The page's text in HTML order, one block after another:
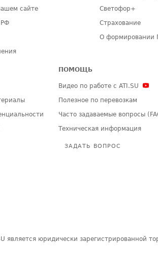
сайте
РФ
Светофор+
Страхование
О формировании
ПОМОЩЬ
Видео по работе с ATI.SU
Полезное по перевозкам
Часто задаваемые вопросы
Техническая информация
ЗАДАТЬ ВОПРОС
является юридически зарегистрированной